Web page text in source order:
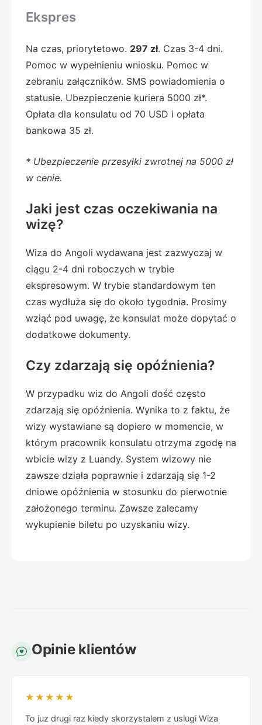
Ekspres
Na czas, priorytetowo. 297 zł. Czas 3-4 dni.
Pomoc w wypełnieniu wniosku. Pomoc w
zebraniu załączników. SMS powiadomienia o
statusie. Ubezpieczenie kuriera 5000 zł*.
Opłata dla konsulatu od 70 USD i opłata
bankowa 35 zł.
* Ubezpieczenie przesyłki zwrotnej na 5000 zł
w cenie.
Jaki jest czas oczekiwania na
wizę?
Wiza do Angoli wydawana jest zazwyczaj w
ciągu 2-4 dni roboczych w trybie
ekspresowym. W trybie standardowym ten
czas wydłuża się do około tygodnia. Prosimy
wziąć pod uwagę, że konsulat może dopytać o
dodatkowe dokumenty.
Czy zdarzają się opóźnienia?
W przypadku wiz do Angoli dość często
zdarzają się opóźnienia. Wynika to z faktu, że
wizy wystawiane są dopiero w momencie, w
którym pracownik konsulatu otrzyma zgodę na
wbicie wizy z Luandy. System wizowy nie
zawsze działa poprawnie i zdarzają się 1-2
dniowe opóźnienia w stosunku do pierwotnie
założonego terminu. Zawsze zalecamy
wykupienie biletu po uzyskaniu wizy.
Opinie klientów
★★★★★
To juz drugi raz kiedy skorzystalem z uslugi Wiza